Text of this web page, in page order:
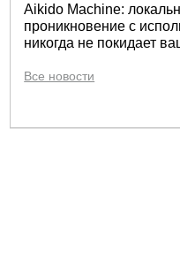
Aikido Machine:
проникновение с
никогда не покидает
Все новости